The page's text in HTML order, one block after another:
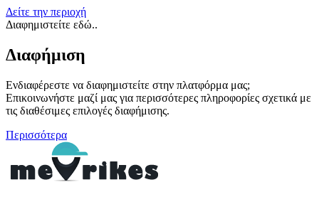
Δείτε την περιοχή
Διαφημιστείτε εδώ..
Διαφήμιση
Ενδιαφέρεστε να διαφημιστείτε στην πλατφόρμα μας;
Επικοινωνήστε μαζί μας για περισσότερες πληροφορίες σχετικά με
τις διαθέσιμες επιλογές διαφήμισης.
Περισσότερα